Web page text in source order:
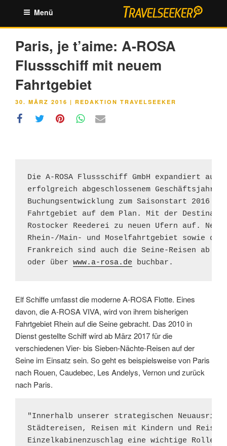
springen
Menü
Paris, je t’aime: A-ROSA
Flussschiff mit neuem
Fahrtgebiet
VERÖFFENTLICHT
30. MÄRZ 2016 | REDAKTION TRAVELSEEKER
Die A-ROSA Flussschiff GmbH expandiert
erfolgreich abgeschlossenem Geschäftsjahr
Buchungsentwicklung zum Saisonstart 2016
Fahrtgebiet auf dem Plan. Mit der
Rostocker Reederei zu neuen Ufern auf.
Rhein-/Main- und Moselfahrtgebiet sowie der
Frankreich sind auch die Seine-Reisen ab
oder über www.a-rosa.de buchbar.
Elf Schiffe umfasst die moderne A-ROSA Flotte. Eines
davon, die A-ROSA VIVA, wird von ihrem bisherigen
Fahrtgebiet Rhein auf die Seine gebracht. Das 2010 in
Dienst gestellte Schiff wird ab März 2017 für die
verschiedenen Vier- bis Sieben-Nächte-Reisen auf der
Seine im Einsatz sein. So geht es beispielsweise von Paris
nach Rouen, Caudebec, Les Andelys, Vernon und zurück
nach Paris.
"Innerhalb unserer strategischen
Städtereisen, Reisen mit Kindern und
Einzelkabinenzuschlag eine wichtige Rolle.